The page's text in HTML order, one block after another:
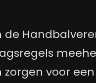
de
voor